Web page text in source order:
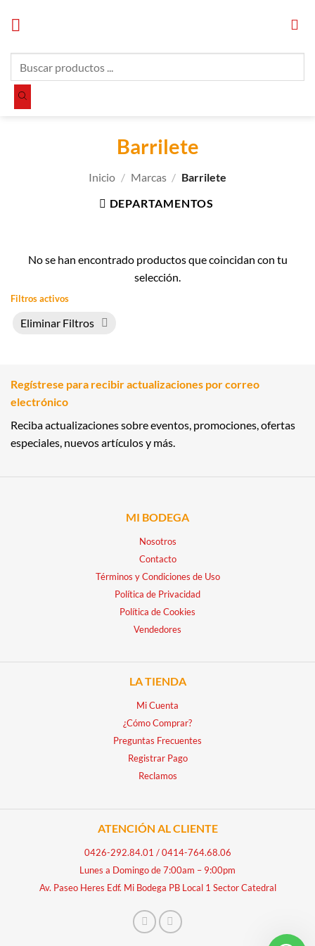
productos
Barrilete
Inicio / Marcas / Barrilete
DEPARTAMENTOS
No se han encontrado productos que coincidan con tu
selección.
Filtros activos
Eliminar Filtros
Regístrese para recibir actualizaciones por correo
electrónico
Reciba actualizaciones sobre eventos, promociones, ofertas
especiales, nuevos artículos y más.
MI BODEGA
Nosotros
Contacto
Términos y Condiciones de Uso
Política de Privacidad
Política de Cookies
Vendedores
LA TIENDA
Mi Cuenta
¿Cómo Comprar?
Preguntas Frecuentes
Registrar Pago
Reclamos
ATENCIÓN AL CLIENTE
0426-292.84.01 /0414-764.68.06
Lunes a Domingo de 7:00am – 9:00pm
Av. Paseo Heres Edf. Mi Bodega PB Local 1 Sector Catedral